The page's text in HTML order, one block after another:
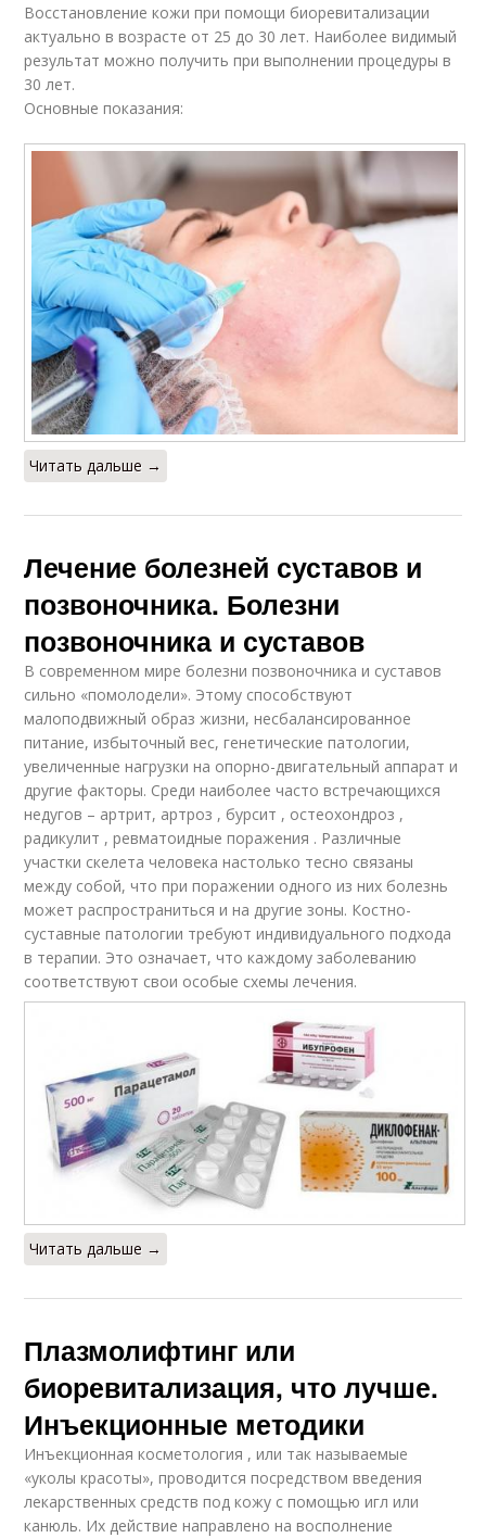
Восстановление кожи при помощи биоревитализации
актуально в возрасте от 25 до 30 лет. Наиболее видимый
результат можно получить при выполнении процедуры в
30 лет.
Основные показания:
Читать дальше →
Лечение болезней суставов и
позвоночника. Болезни
позвоночника и суставов
В современном мире болезни позвоночника и суставов
сильно «помолодели». Этому способствуют
малоподвижный образ жизни, несбалансированное
питание, избыточный вес, генетические патологии,
увеличенные нагрузки на опорно-двигательный аппарат и
другие факторы. Среди наиболее часто встречающихся
недугов – артрит, артроз , бурсит , остеохондроз ,
радикулит , ревматоидные поражения . Различные
участки скелета человека настолько тесно связаны
между собой, что при поражении одного из них болезнь
может распространиться и на другие зоны. Костно-
суставные патологии требуют индивидуального подхода
в терапии. Это означает, что каждому заболеванию
соответствуют свои особые схемы лечения.
Читать дальше →
Плазмолифтинг или
биоревитализация, что лучше.
Инъекционные методики
Инъекционная косметология , или так называемые
«уколы красоты», проводится посредством введения
лекарственных средств под кожу с помощью игл или
канюль. Их действие направлено на восполнение